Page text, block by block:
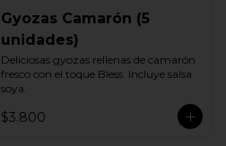
Gyozas Camarón (5
unidades)
Deliciosas gyozas rellenas de camarón
fresco con el toque Bless. Incluye salsa
soya.
$3.800